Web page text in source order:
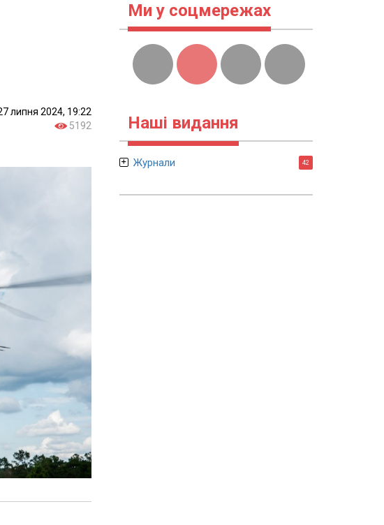
липня 2024, 19:22
5192
Ми у соцмережах
Наші видання
Журнали 42